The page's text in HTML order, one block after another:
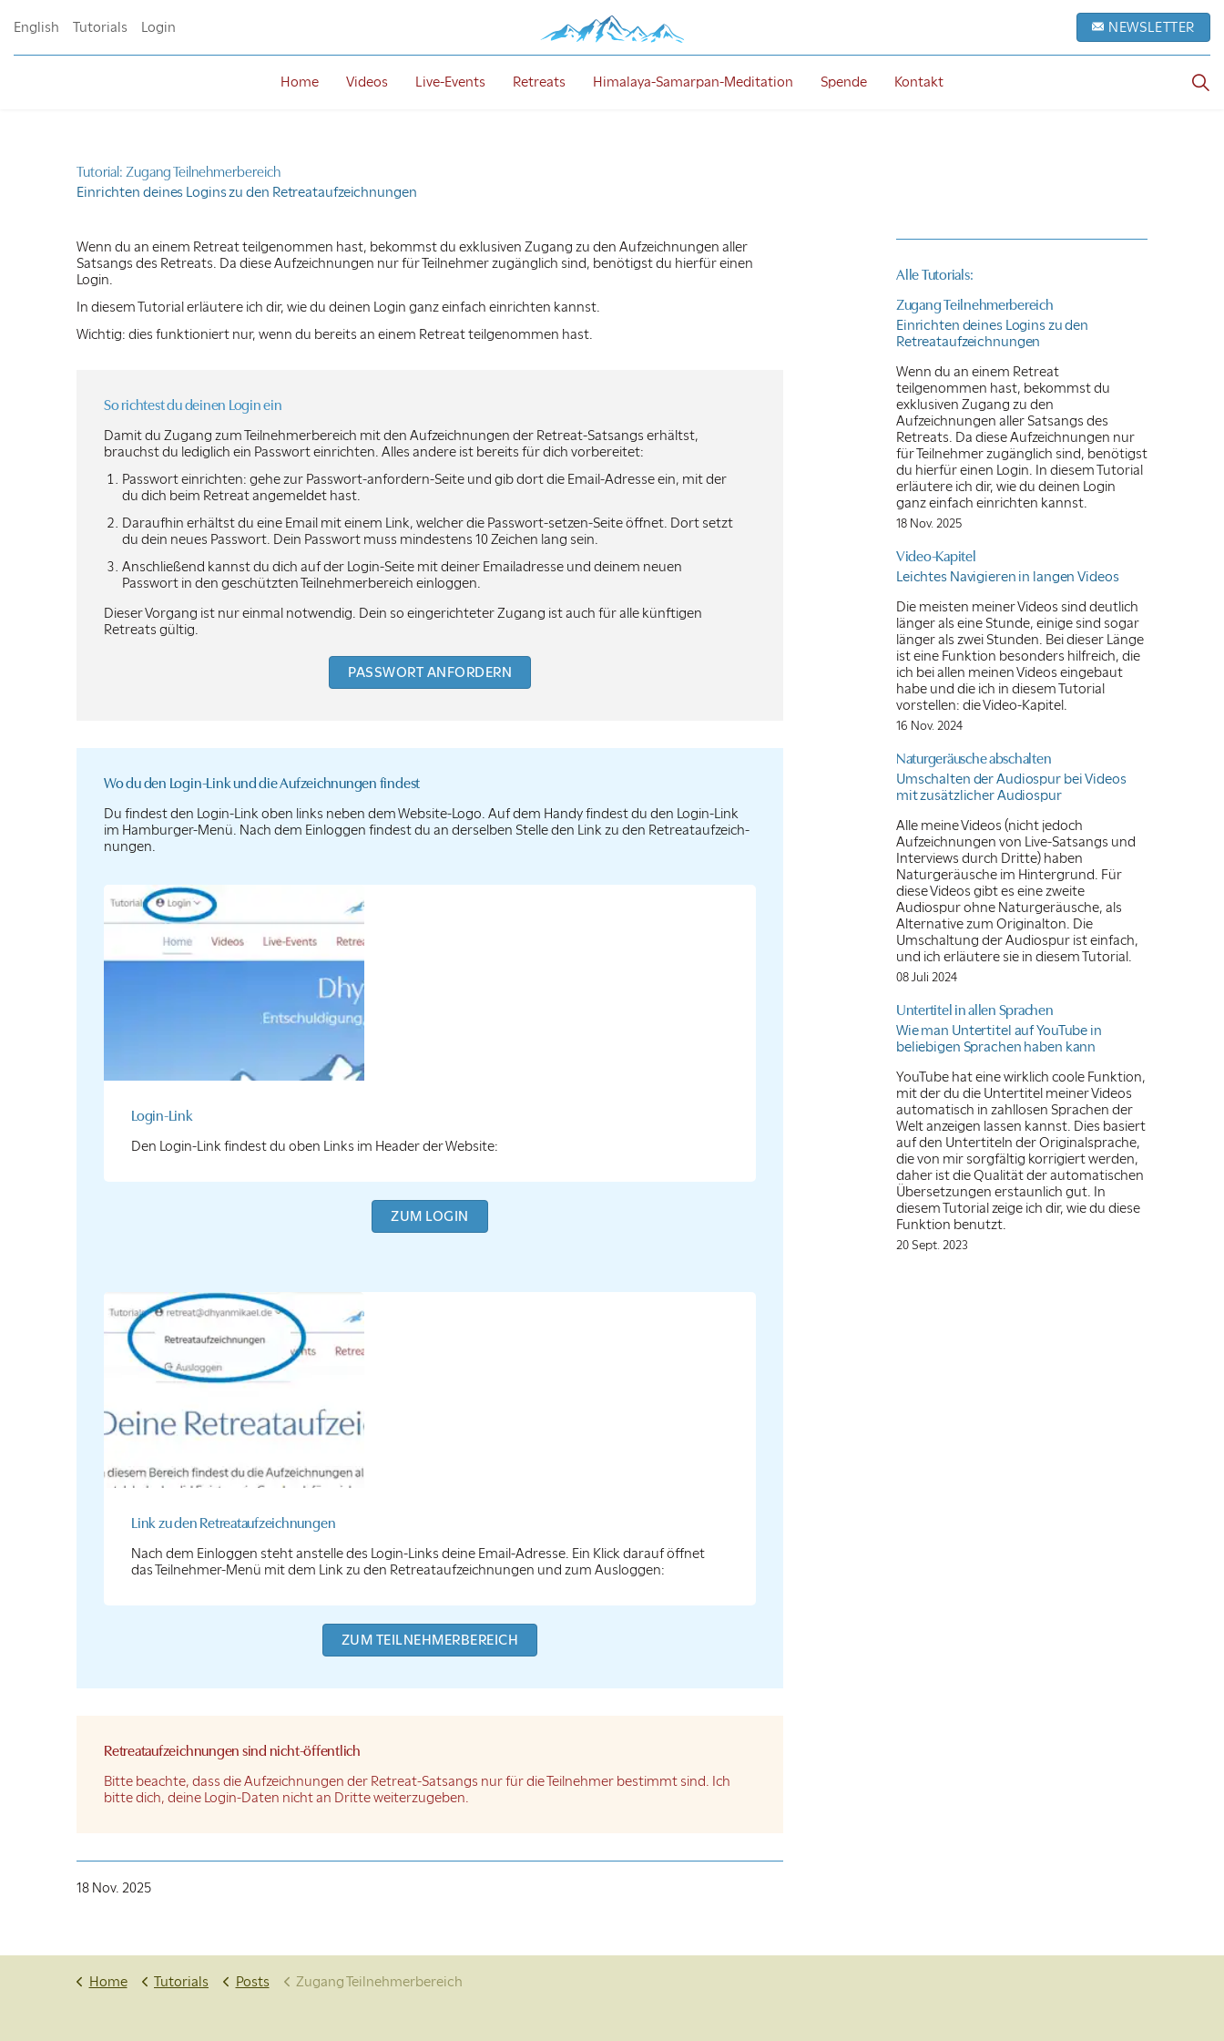
Home Videos Live-Events Retreats Himalaya-Samarpan-Meditation Spende Kontakt
English Tutorials Login NEWSLETTER
Tutorial: Zugang Teilnehmerbereich
Einrichten deines Logins zu den Retreataufzeichnungen
Wenn du an einem Retreat teilgenommen hast, bekommst du exklusiven Zugang zu den Aufzeichnungen aller
Satsangs des Retreats. Da diese Aufzeichnungen nur für Teilnehmer zugänglich sind, benötigst du hierfür einen
Login.
In diesem Tutorial erläutere ich dir, wie du deinen Login ganz einfach einrichten kannst.
Wichtig: dies funktioniert nur, wenn du bereits an einem Retreat teilgenommen hast.
So richtest du deinen Login ein
Damit du Zugang zum Teilnehmerbereich mit den Auf­zeich­nungen der Retreat-Satsangs erhältst,
brauchst du lediglich ein Passwort einrichten. Alles andere ist bereits für dich vorbereitet:
Passwort einrichten: gehe zur Passwort-anfordern-Seite und gib dort die Email-Adresse ein, mit der
du dich beim Retreat angemeldet hast.
Daraufhin erhältst du eine Email mit einem Link, welcher die Passwort-setzen-Seite öffnet. Dort setzt
du dein neues Passwort. Dein Passwort muss mindestens 10 Zeichen lang sein.
Anschließend kannst du dich auf der Login-Seite mit deiner Emailadresse und deinem neuen
Passwort in den geschützten Teilnehmerbereich einloggen.
Dieser Vorgang ist nur einmal notwendig. Dein so eingerichteter Zugang ist auch für alle künftigen
Retreats gültig.
PASSWORT ANFORDERN
Wo du den Login-Link und die Aufzeichnungen findest
Du findest den Login-Link oben links neben dem Website-Logo. Auf dem Handy findest du den Login-Link
im Hamburger-Menü. Nach dem Einloggen findest du an derselben Stelle den Link zu den Retreat­auf­zeich­
nungen.
Login-Link
Den Login-Link findest du oben Links im Header der Website:
ZUM LOGIN
Link zu den Retreataufzeichnungen
Nach dem Einloggen steht anstelle des Login-Links deine Email-Adresse. Ein Klick darauf öffnet
das Teilnehmer-Menü mit dem Link zu den Retreat­auf­zeich­nungen und zum Ausloggen:
ZUM TEILNEHMERBEREICH
Retreataufzeichnungen sind nicht-öffentlich
Bitte beachte, dass die Aufzeichnungen der Retreat-Satsangs nur für die Teilnehmer bestimmt sind. Ich
bitte dich, deine Login-Daten nicht an Dritte weiterzugeben.
18 Nov. 2025
Alle Tutorials:
Zugang Teilnehmerbereich
Einrichten deines Logins zu den
Retreataufzeichnungen
Wenn du an einem Retreat
teilgenommen hast, bekommst du
exklusiven Zugang zu den
Aufzeichnungen aller Satsangs des
Retreats. Da diese Aufzeichnungen nur
für Teilnehmer zugänglich sind, benötigst
du hierfür einen Login. In diesem Tutorial
erläutere ich dir, wie du deinen Login
ganz einfach einrichten kannst.
18 Nov. 2025
Video-Kapitel
Leichtes Navigieren in langen Videos
Die meisten meiner Videos sind deutlich
länger als eine Stunde, einige sind sogar
länger als zwei Stunden. Bei dieser Länge
ist eine Funktion besonders hilfreich, die
ich bei allen meinen Videos eingebaut
habe und die ich in diesem Tutorial
vorstellen: die Video-Kapitel.
16 Nov. 2024
Naturgeräusche abschalten
Umschalten der Audiospur bei Videos
mit zusätzlicher Audiospur
Alle meine Videos (nicht jedoch
Aufzeichnungen von Live-Satsangs und
Interviews durch Dritte) haben
Naturgeräusche im Hintergrund. Für
diese Videos gibt es eine zweite
Audiospur ohne Naturgeräusche, als
Alternative zum Originalton. Die
Umschaltung der Audiospur ist einfach,
und ich erläutere sie in diesem Tutorial.
08 Juli 2024
Untertitel inallen Sprachen
Wie man Untertitel auf YouTube in
beliebigen Sprachen haben kann
YouTube hat eine wirklich coole Funktion,
mit der du die Untertitel meiner Videos
automatisch in zahllosen Sprachen der
Welt anzeigen lassen kannst. Dies basiert
auf den Untertiteln der Originalsprache,
die von mir sorgfältig korrigiert werden,
daher ist die Qualität der automatischen
Übersetzungen erstaunlich gut. In
diesem Tutorial zeige ich dir, wie du diese
Funktion benutzt.
20 Sept. 2023
Home Tutorials Posts Zugang Teilnehmerbereich